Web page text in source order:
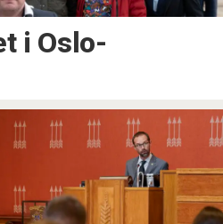
i Oslo-